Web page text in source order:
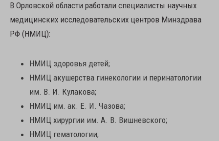
В Орловской области работали специалисты научных
медицинских исследовательских центров Минздрава
РФ (НМИЦ):
НМИЦ здоровья детей;
НМИЦ акушерства гинекологии и перинатологии
им. В. И. Кулакова;
НМИЦ им. ак. Е. И. Чазова;
НМИЦ хирургии им. А. В. Вишневского;
НМИЦ гематологии;